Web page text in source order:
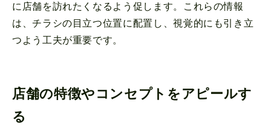
に店舗を訪れたくなるよう促します。これらの情報
は、チラシの目立つ位置に配置し、視覚的にも引き立
つよう工夫が重要です。
店舗の特徴やコンセプトをアピールす
る